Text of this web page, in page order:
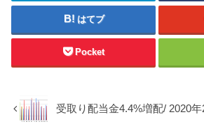
はてブ
Pocket
受取り配当金4.4%増配/ 2020